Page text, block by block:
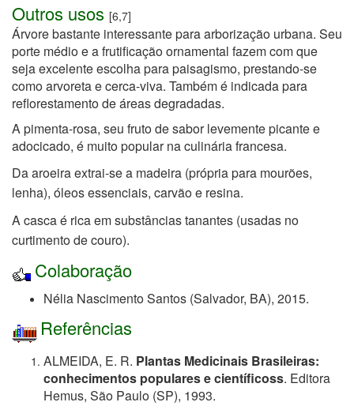
Outros usos [6,7]
Árvore bastante interessante para arborização urbana. Seu
porte médio e a frutificação ornamental fazem com que
seja excelente escolha para paisagismo, prestando-se
como arvoreta e cerca-viva. Também é indicada para
reflorestamento de áreas degradadas.
A pimenta-rosa, seu fruto de sabor levemente picante e
adocicado, é muito popular na culinária francesa.
Da aroeira extrai-se a madeira (própria para mourões,
lenha), óleos essenciais, carvão e resina.
A casca é rica em substâncias tanantes (usadas no
curtimento de couro).
Colaboração
Nélia Nascimento Santos (Salvador, BA), 2015.
Referências
ALMEIDA, E. R. Plantas Medicinais Brasileiras:
conhecimentos populares e científicoss. Editora
Hemus, São Paulo (SP), 1993.